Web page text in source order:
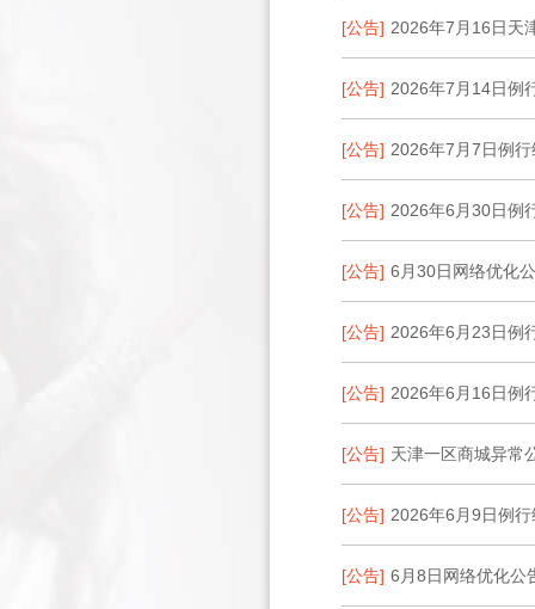
[公告] 2026年7月16日天
[公告] 2026年7月14日例
[公告] 2026年7月7日例
[公告] 2026年6月30日例
[公告] 6月30日网络优化
[公告] 2026年6月23日例
[公告] 2026年6月16日例
[公告] 天津一区商城异常
[公告] 2026年6月9日例
[公告] 6月8日网络优化公